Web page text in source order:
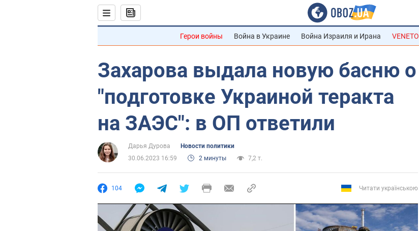
Герои войны Война в Украине Война Израиля и Ирана VENETO
Захарова выдала новую басню о
"подготовке Украиной теракта
на ЗАЭС": в ОП ответили
Дарья Дурова
Новости политики
30.06.2023 16:59
2 минуты 7,2 т.
104 Читати українською